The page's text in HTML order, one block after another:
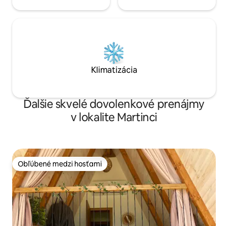
Klimatizácia
Ďalšie skvelé dovolenkové prenájmy
v lokalite Martinci
Obľúbené medzi hosťami
Obľúbené medzi hosťami